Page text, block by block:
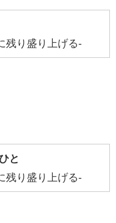
残り盛り上げる-
と
残り盛り上げる-